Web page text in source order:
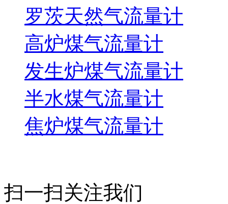
罗茨天然气流量计
高炉煤气流量计
发生炉煤气流量计
半水煤气流量计
焦炉煤气流量计
扫一扫关注我们